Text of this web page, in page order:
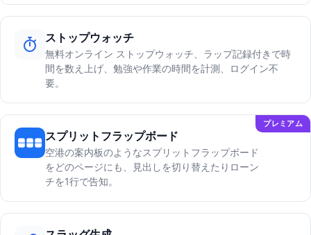
ストップウォッチ
無料オンライン ストップウォッチ、ラップ記録付きで時
間を数え上げ、勉強や作業の時間を計測、ログイン不
要。
プレミアム
スプリットフラップボード
空港の案内板のようなスプリットフラップボード
をどのページにも、見出しを切り替えたりローン
チを1行で告知。